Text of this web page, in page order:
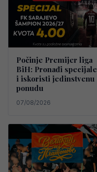
Počinje Premijer liga
BiH: Pronađi specijale
i iskoristi jedinstvenu
ponudu
07/08/2026